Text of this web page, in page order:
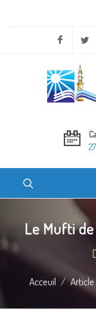
Facebook
Le Mufti
Acceuil Article